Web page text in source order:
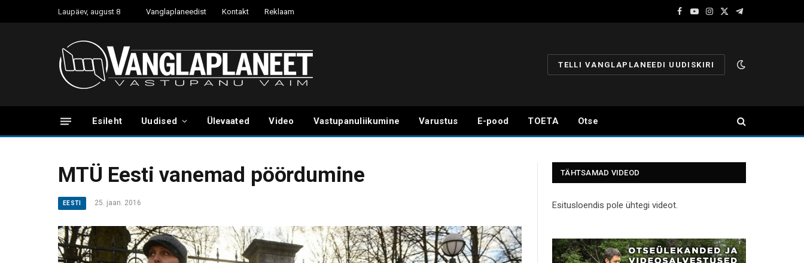
Laupäev, august 8 Vanglaplaneedist Kontakt Reklaam
Facebook
YouTube
Instagram
X
Telegram
TELLI VANGLAPLANEEDI UUDISKIRI
Esileht Uudised Ülevaated Video Vastupanuliikumine Varustus E-pood TOETA Otse
MTÜ Eesti vanemad pöördumine
EESTI 25. jaan. 2016
TÄHTSAMAD VIDEOD
Esitusloendis pole ühtegi videot.